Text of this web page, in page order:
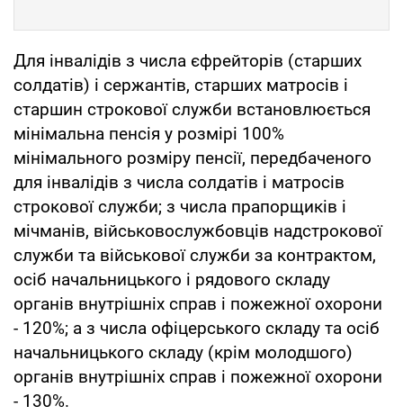
Для інвалідів з числа єфрейторів (старших
солдатів) і сержантів, старших матросів і
старшин строкової служби встановлюється
мінімальна пенсія у розмірі 100%
мінімального розміру пенсії, передбаченого
для інвалідів з числа солдатів і матросів
строкової служби; з числа прапорщиків і
мічманів, військовослужбовців надстрокової
служби та військової служби за контрактом,
осіб начальницького і рядового складу
органів внутрішніх справ і пожежної охорони
- 120%; а з числа офіцерського складу та осіб
начальницького складу (крім молодшого)
органів внутрішніх справ і пожежної охорони
- 130%.